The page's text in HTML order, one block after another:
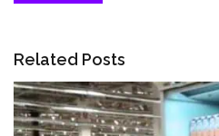
Related Posts